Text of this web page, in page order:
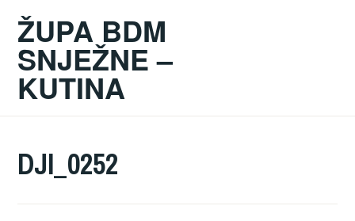
ŽUPA BDM
SNJEŽNE –
KUTINA
DJI_0252